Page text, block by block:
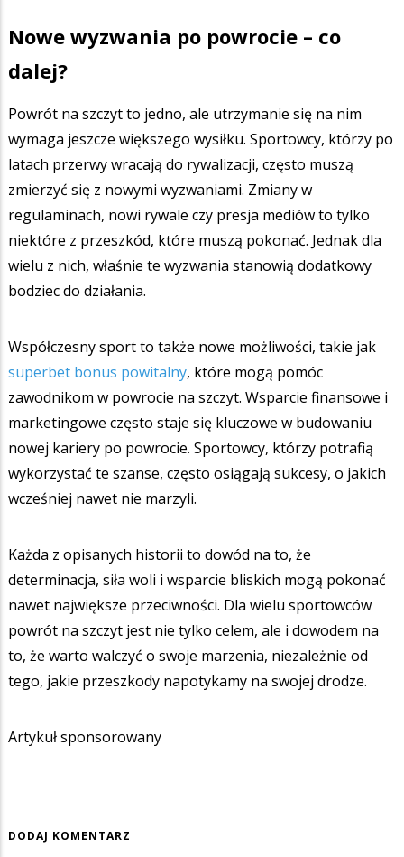
Nowe wyzwania po powrocie – co
dalej?
Powrót na szczyt to jedno, ale utrzymanie się na nim
wymaga jeszcze większego wysiłku. Sportowcy, którzy po
latach przerwy wracają do rywalizacji, często muszą
zmierzyć się z nowymi wyzwaniami. Zmiany w
regulaminach, nowi rywale czy presja mediów to tylko
niektóre z przeszkód, które muszą pokonać. Jednak dla
wielu z nich, właśnie te wyzwania stanowią dodatkowy
bodziec do działania.
Współczesny sport to także nowe możliwości, takie jak
superbet bonus powitalny, które mogą pomóc
zawodnikom w powrocie na szczyt. Wsparcie finansowe i
marketingowe często staje się kluczowe w budowaniu
nowej kariery po powrocie. Sportowcy, którzy potrafią
wykorzystać te szanse, często osiągają sukcesy, o jakich
wcześniej nawet nie marzyli.
Każda z opisanych historii to dowód na to, że
determinacja, siła woli i wsparcie bliskich mogą pokonać
nawet największe przeciwności. Dla wielu sportowców
powrót na szczyt jest nie tylko celem, ale i dowodem na
to, że warto walczyć o swoje marzenia, niezależnie od
tego, jakie przeszkody napotykamy na swojej drodze.
Artykuł sponsorowany
DODAJ KOMENTARZ